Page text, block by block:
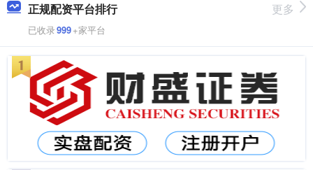
正规配资平台排行
已收录999+家平台
更多